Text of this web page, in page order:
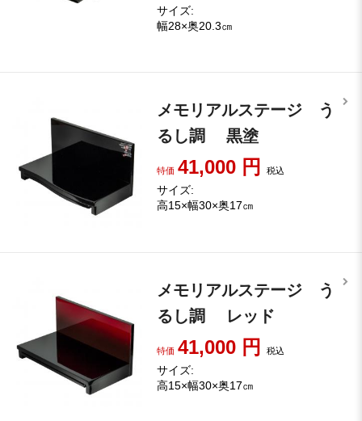
サイズ:
幅28×奥20.3㎝
メモリアルステージ う
るし調 黒塗
特価 41,000 円税込
サイズ:
高15×幅30×奥17㎝
メモリアルステージ う
るし調 レッド
特価 41,000 円税込
サイズ:
高15×幅30×奥17㎝